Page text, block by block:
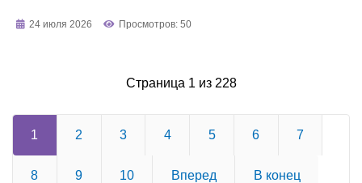
24 июля 2026 Просмотров: 50
Страница 1 из 228
1 2 3 4 5 6 7
8 9 10 Вперед В конец